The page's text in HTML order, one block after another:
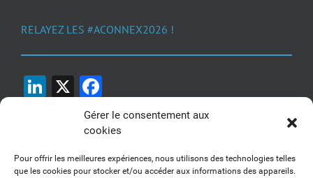
Gérer le consentement aux
cookies
Pour offrir les meilleures expériences, nous utilisons des technologies telles
que les cookies pour stocker et/ou accéder aux informations des appareils.
RELAYEZ LES #ACONNEX2026 !
LinkedIn
X